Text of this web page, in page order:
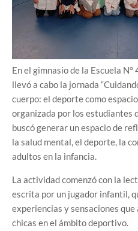
En el gimnasio de la Escuela
llevó a cabo la jornada
cuerpo: el deporte como
organizada por los estudiantes
buscó generar un espacio de
la salud mental, el deporte, la
adultos en la infancia.
La actividad comenzó con la
escrita por un jugador infantil,
experiencias y sensaciones
chicas en el ámbito deportivo.